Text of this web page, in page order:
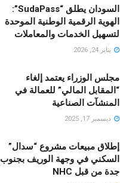
السودان يطلق “SudaPass”:
الهوية الرقمية الوطنية الموحدة
لتسهيل الخدمات والمعاملات
يناير 24, 2026
مجلس الوزراء يعتمد إلغاء
“المقابل المالي” للعمالة في
المنشآت الصناعية
ديسمبر 17, 2025
إطلاق مبيعات مشروع “سدال”
السكني في وجهة الوريف بجنوب
جدة من قبل NHC